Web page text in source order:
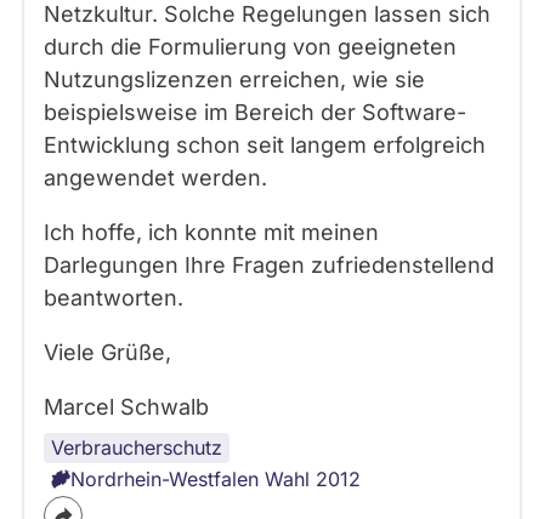
Netzkultur. Solche Regelungen lassen sich
durch die Formulierung von geeigneten
Nutzungslizenzen erreichen, wie sie
beispielsweise im Bereich der Software-
Entwicklung schon seit langem erfolgreich
angewendet werden.
Ich hoffe, ich konnte mit meinen
Darlegungen Ihre Fragen zufriedenstellend
beantworten.
Viele Grüße,
Marcel Schwalb
Verbraucherschutz
Nordrhein-Westfalen Wahl 2012